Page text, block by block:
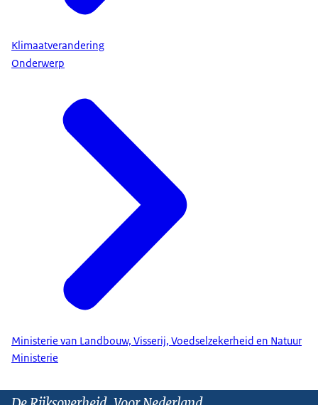
Klimaatverandering
Onderwerp
Ministerie van Landbouw, Visserij, Voedselzekerheid en Natuur
Ministerie